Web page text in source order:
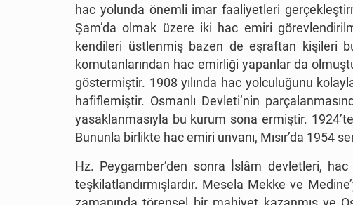
hac yolunda önemli imar faaliyetleri
Şam’da olmak üzere iki hac emiri
kendileri üstlenmiş bazen de eşraftan kişileri
komutanlarından hac emirliği yapanlar da
göstermiştir. 1908 yılında hac yolculuğunu
hafiflemiştir. Osmanlı Devleti’nin
yasaklanmasıyla bu kurum sona ermiştir.
Bununla birlikte hac emiri unvanı, Mısır’da 1954
Hz. Peygamber’den sonra İslâm devletleri,
teşkilatlandırmışlardır. Mesela Mekke ve